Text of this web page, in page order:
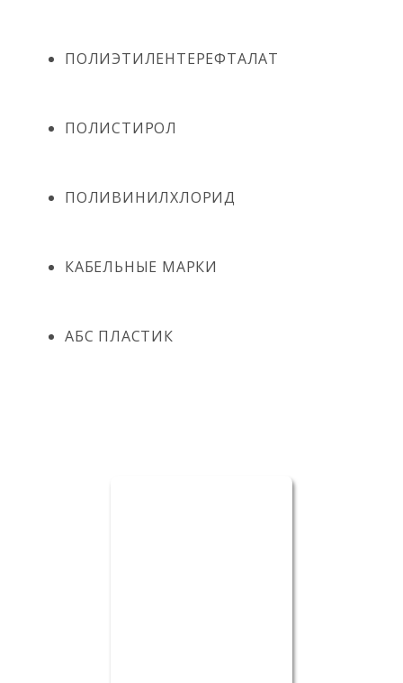
ПОЛИЭТИЛЕНТЕРЕФТАЛАТ
ПОЛИСТИРОЛ
ПОЛИВИНИЛХЛОРИД
КАБЕЛЬНЫЕ МАРКИ
АБС ПЛАСТИК